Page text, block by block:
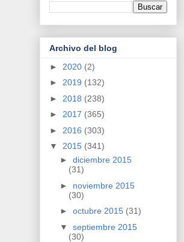
Archivo del blog
► 2020 (2)
► 2019 (132)
► 2018 (238)
► 2017 (365)
► 2016 (303)
▼ 2015 (341)
► diciembre 2015
(31)
► noviembre 2015
(30)
► octubre 2015 (31)
▼ septiembre 2015
(30)